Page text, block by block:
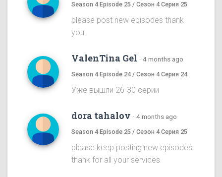
Season 4 Episode 25 / Сезон 4 Серия 25
please post new episodes thank
you
ValenTina Gel · 4 months ago
Season 4 Episode 24 / Сезон 4 Серия 24
Уже вышли 26-30 серии
dora tahalov · 4 months ago
Season 4 Episode 25 / Сезон 4 Серия 25
please keep posting new episodes
thank for all your services